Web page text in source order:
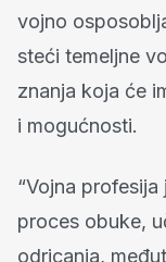
vojno
steći temeljne
znanja koja će
i mogućnosti.
“Vojna
proces obuke,
odricanja,